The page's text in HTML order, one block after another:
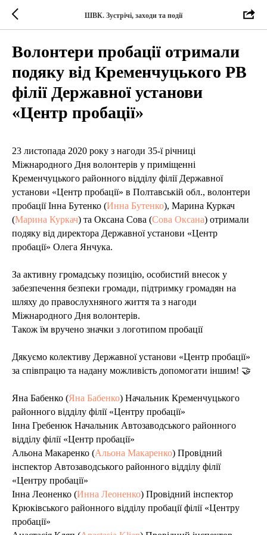
ШВК. Зустрічі, заходи та події
Волонтери пробації отримали
подяку від Кременчуцького РВ
філії Державної установи
«Центр пробації»
23 листопада 2020 року з нагоди 35-ї річниці
Міжнародного Дня волонтерів у приміщенні
Кременчуцького районного відділу філії Державної
установи «Центр пробації» в Полтавській обл., волонтери
пробації Інна Бутенко (Инна Бутенко), Марина Куркач
(Марина Куркач) та Оксана Сова (Сова Оксана) отримали
подяку від директора Державної установи «Центр
пробації» Олега Янчука.
За активну громадську позицію, особистий внесок у
забезпечення безпеки громади, підтримку громадян на
шляху до правослухняного життя та з нагоди
Міжнародного Дня волонтерів.
Також їм вручено значки з логотипом пробації
Дякуємо колективу Державної установи «Центр пробації»
за співпрацю та надану можливість допомогати іншим! 🤝
Яна Бабенко (Яна Бабенко) Начальник Кременчуцького
районного відділу філії «Центру пробації»
Інна Гребенюк Начальник Автозаводського районного
відділу філії «Центр пробації»
Альона Макаренко (Альона Макаренко) Провідний
інспектор Автозаводського районного відділу філії
«Центру пробації»
Інна Леоненко (Инна Леоненко) Провідний інспектор
Крюківського районного відділу пробації філії «Центру
пробації»